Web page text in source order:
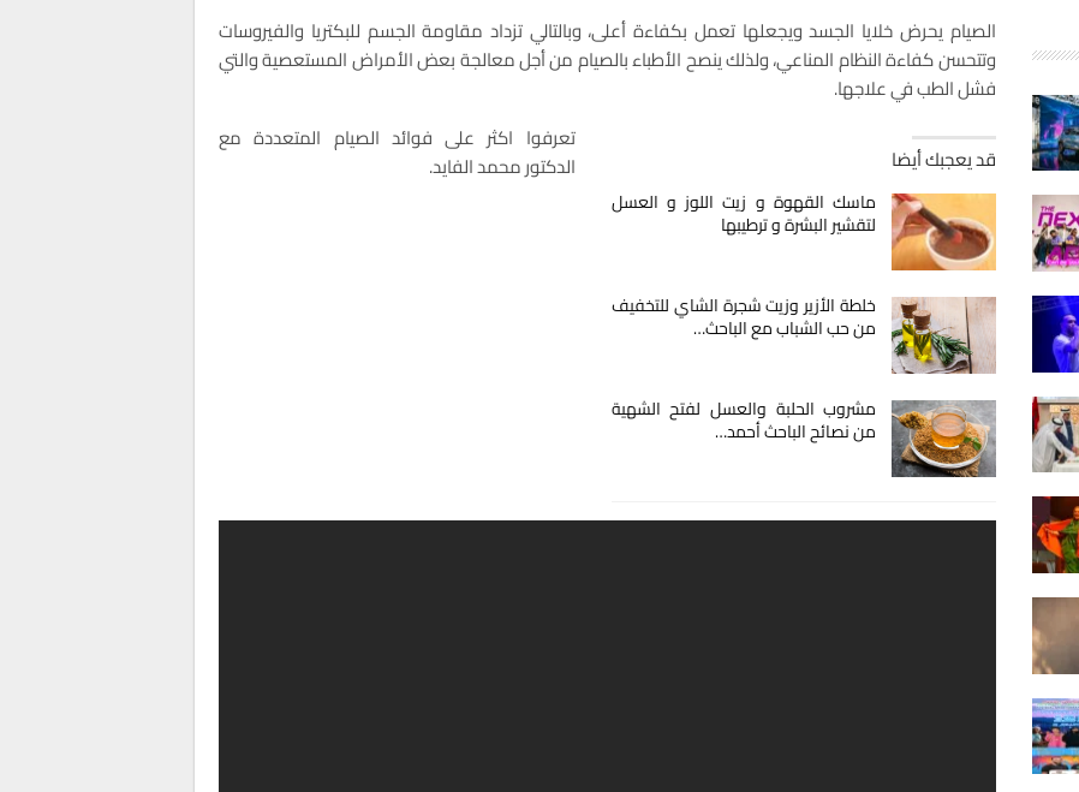
الصيام يحرض خلايا الجسد ويجعلها تعمل بكفاءة أعلى، وبالتالي تزداد مقاومة الجسم للبكتريا والفيروسات
وتتحسن كفاءة النظام المناعي، ولذلك ينصح الأطباء بالصيام من أجل معالجة بعض الأمراض المستعصية والتي
فشل الطب في علاجها.
قد يعجبك أيضا
ماسك القهوة و زيت اللوز و العسل
لتقشير البشرة و ترطيبها
خلطة الأزير وزيت شجرة الشاي للتخفيف
من حب الشباب مع الباحث…
مشروب الحلبة والعسل لفتح الشهية
من نصائح الباحث أحمد…
تعرفوا اكثر على فوائد الصيام المتعددة مع
الدكتور محمد الفايد.